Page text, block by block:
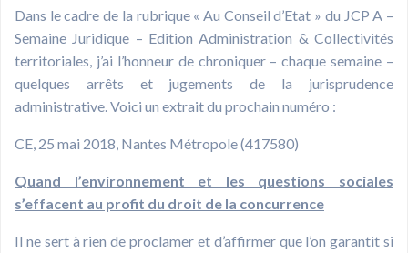
Dans le cadre de la rubrique « Au Conseil d’Etat » du JCP A –
Semaine Juridique – Edition Administration & Collectivités
territoriales, j’ai l’honneur de chroniquer – chaque semaine –
quelques arrêts et jugements de la jurisprudence
administrative. Voici un extrait du prochain numéro :
CE, 25 mai 2018, Nantes Métropole (417580)
Quand l’environnement et les questions sociales
s’effacent au profit du droit de la concurrence
Il ne sert à rien de proclamer et d’affirmer que l’on garantit si